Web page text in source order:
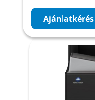
Ajánlatkérés